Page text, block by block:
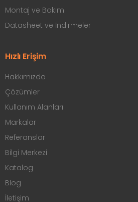
Selenoid Kilitler
Shearmagnet Kilitler
Paslanmaz Çıkış Butonları
Üyelik Sözleşmesi
Teslimat Bilgileri
İade Koşulları
Şartlar & Koşullar
Gizlilik İlkeleri
Garanti
Teknik Servis